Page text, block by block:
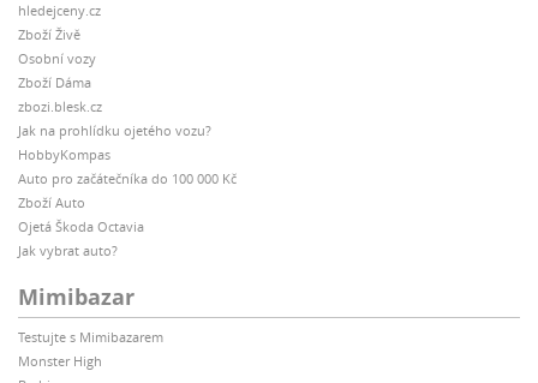
hledejceny.cz
Zboží Živě
Osobní vozy
Zboží Dáma
zbozi.blesk.cz
Jak na prohlídku ojetého vozu?
HobbyKompas
Auto pro začátečníka do 100 000 Kč
Zboží Auto
Ojetá Škoda Octavia
Jak vybrat auto?
Mimibazar
Testujte s Mimibazarem
Monster High